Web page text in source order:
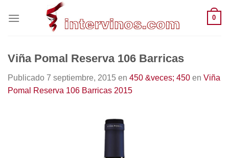
0
Viña Pomal Reserva 106 Barricas
Publicado 7 septiembre, 2015 en 450 &veces; 450 en Viña
Pomal Reserva 106 Barricas 2015